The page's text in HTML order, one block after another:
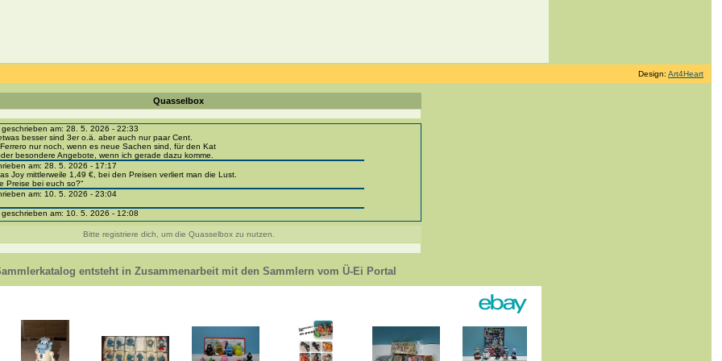
Design: Art4Heart
Quasselbox
am: 28. 5. 2026 - 22:33
besser sind 3er o.ä. aber auch nur paar Cent.
nur noch, wenn es neue Sachen sind, für den Kat
besondere Angebote, wenn ich gerade dazu komme.
am: 28. 5. 2026 - 17:17
Joy mittlerweile 1,49 €, bei den Preisen verliert man die Lust.
Preise bei euch so?“
am: 10. 5. 2026 - 23:04
am: 10. 5. 2026 - 12:08
portal-sammlerkatalog.de/categories.php?cat_id=1043
- BPZ obere Reihe
zur Strafe die nächsten 3 Monate keine Ü-Eier bekommen ;))
310, 318 und 326 habe ich keine BPZ
leider weggeworfen *grrrr* ;)
am: 29. 4. 2026 - 18:04
mir auch ein
am: 28. 4. 2026 - 21:01
Erinnerung ... oder?
Bitte registriere dich, um die Quasselbox zu nutzen.
entsteht in Zusammenarbeit mit den Sammlern vom Ü-Ei Portal